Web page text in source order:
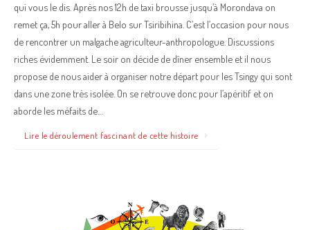
qui vous le dis. Après nos 12h de taxi brousse jusqu’à Morondava on
remet ça, 5h pour aller à Belo sur Tsiribihina. C’est l’occasion pour nous
de rencontrer un malgache agriculteur-anthropologue. Discussions
riches évidemment. Le soir on décide de dîner ensemble et il nous
propose de nous aider à organiser notre départ pour les Tsingy qui sont
dans une zone très isolée. On se retrouve donc pour l’apéritif et on
aborde les méfaits de…
Lire le déroulement fascinant de cette histoire